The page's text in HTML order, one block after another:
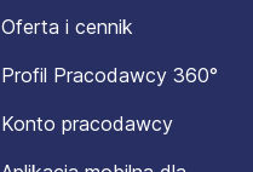
Oferta i cennik
Profil Pracodawcy 360°
Konto pracodawcy